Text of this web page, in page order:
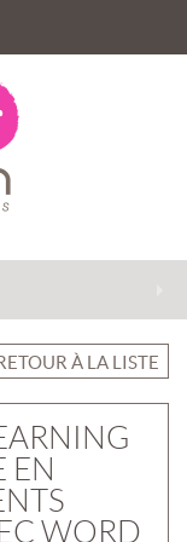
À LA LISTE
EN
WORD